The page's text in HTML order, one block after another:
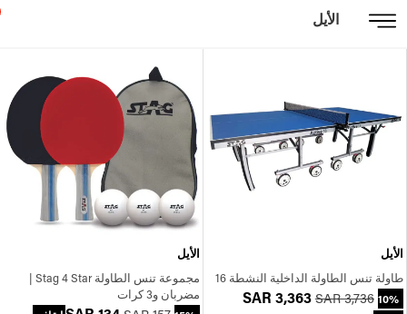
الأيل
الأيل
طاولة تنس الطاولة الداخلية النشطة 16
SAR 3,363 SAR 3,736 10%
الأيل
مجموعة تنس الطاولة Stag 4 Star |
مضربان و3 كرات